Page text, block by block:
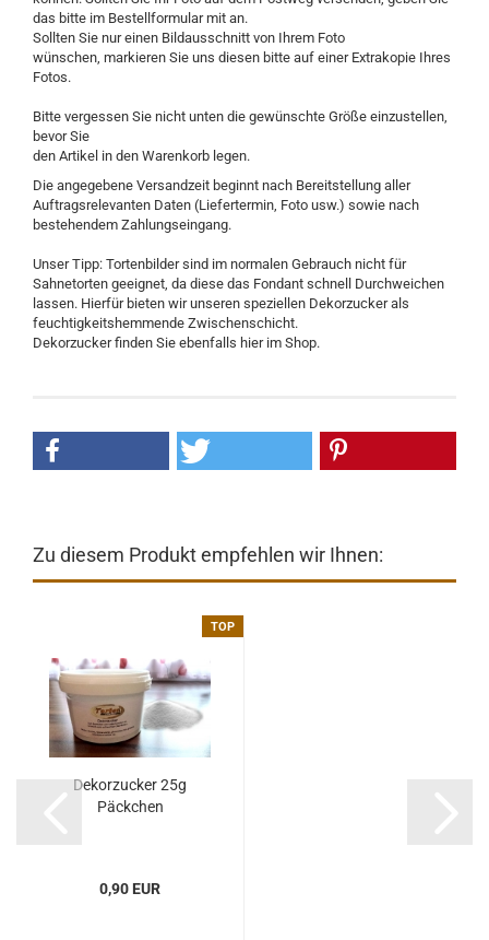
das bitte im Bestellformular mit an.
Sollten Sie nur einen Bildausschnitt von Ihrem Foto
wünschen, markieren Sie uns diesen bitte auf einer Extrakopie Ihres
Fotos.
Bitte vergessen Sie nicht unten die gewünschte Größe einzustellen,
bevor Sie
den Artikel in den Warenkorb legen.
Die angegebene Versandzeit beginnt nach Bereitstellung aller
Auftragsrelevanten Daten (Liefertermin, Foto usw.) sowie nach
bestehendem Zahlungseingang.
Unser Tipp: Tortenbilder sind im normalen Gebrauch nicht für
Sahnetorten geeignet, da diese das Fondant schnell Durchweichen
lassen. Hierfür bieten wir unseren speziellen Dekorzucker als
feuchtigkeitshemmende Zwischenschicht.
Dekorzucker finden Sie ebenfalls hier im Shop.
Zu diesem Produkt empfehlen wir Ihnen:
TOP
Dekorzucker 25g
Päckchen
0,90 EUR